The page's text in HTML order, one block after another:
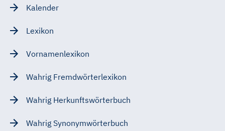
Kalender
Lexikon
Vornamenlexikon
Wahrig Fremdwörterlexikon
Wahrig Herkunftswörterbuch
Wahrig Synonymwörterbuch